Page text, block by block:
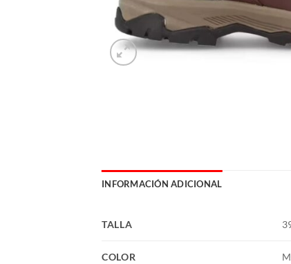
INFORMACIÓN ADICIONAL
TALLA
COLOR